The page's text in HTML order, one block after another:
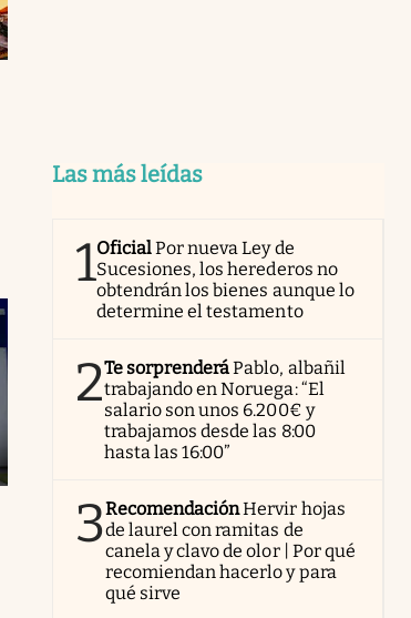
Las más leídas
1OficialPor nueva Ley de
Sucesiones, los herederos no
obtendrán los bienes aunque lo
determine el testamento
2Te sorprenderáPablo, albañil
trabajando en Noruega: “El
salario son unos 6.200€ y
trabajamos desde las 8:00
hasta las 16:00”
3RecomendaciónHervir hojas
de laurel con ramitas de
canela y clavo de olor | Por qué
recomiendan hacerlo y para
qué sirve